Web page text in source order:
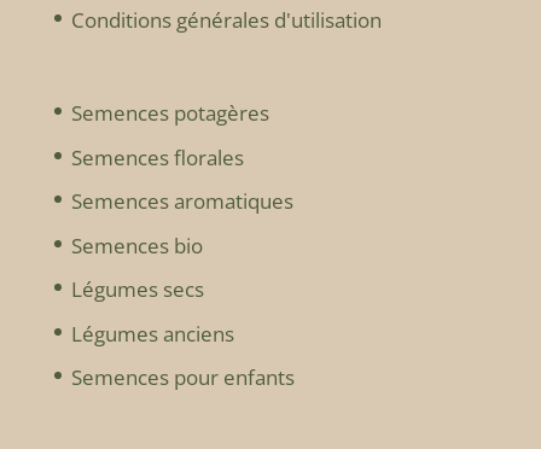
Conditions générales d'utilisation
Semences potagères
Semences florales
Semences aromatiques
Semences bio
Légumes secs
Légumes anciens
Semences pour enfants